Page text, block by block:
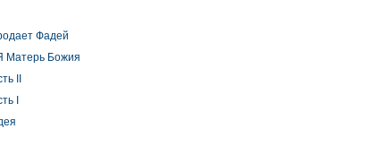
Фадей
Матерь Божия
II
I